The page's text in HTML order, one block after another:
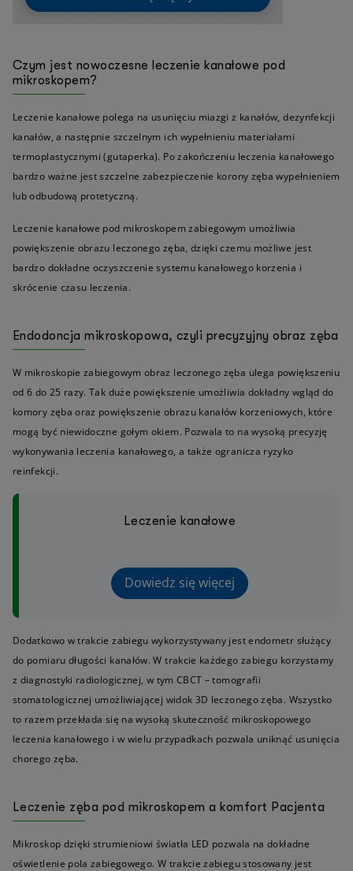
Czym jest nowoczesne leczenie kanałowe pod
mikroskopem?
Leczenie kanałowe polega na usunięciu miazgi z kanałów, dezynfekcji
kanałów, a następnie szczelnym ich wypełnieniu materiałami
termoplastycznymi (gutaperka). Po zakończeniu leczenia kanałowego
bardzo ważne jest szczelne zabezpieczenie korony zęba wypełnieniem
lub odbudową protetyczną.
Leczenie kanałowe pod mikroskopem zabiegowym umożliwia
powiększenie obrazu leczonego zęba, dzięki czemu możliwe jest
bardzo dokładne oczyszczenie systemu kanałowego korzenia i
skrócenie czasu leczenia.
Endodoncja mikroskopowa, czyli precyzyjny obraz zęba
W mikroskopie zabiegowym obraz leczonego zęba ulega powiększeniu
od 6 do 25 razy. Tak duże powiększenie umożliwia dokładny wgląd do
komory zęba oraz powiększenie obrazu kanałów korzeniowych, które
mogą być niewidoczne gołym okiem. Pozwala to na wysoką precyzję
wykonywania leczenia kanałowego, a także ogranicza ryzyko
reinfekcji.
Leczenie kanałowe
Dowiedz się więcej
Dodatkowo w trakcie zabiegu wykorzystywany jest endometr służący
do pomiaru długości kanałów. W trakcie każdego zabiegu korzystamy
z diagnostyki radiologicznej, w tym CBCT – tomografii
stomatologicznej umożliwiającej widok 3D leczonego zęba. Wszystko
to razem przekłada się na wysoką skuteczność mikroskopowego
leczenia kanałowego i w wielu przypadkach pozwala uniknąć usunięcia
chorego zęba.
Leczenie zęba pod mikroskopem a komfort Pacjenta
Mikroskop dzięki strumieniowi światła LED pozwala na dokładne
oświetlenie pola zabiegowego. W trakcie zabiegu stosowany jest